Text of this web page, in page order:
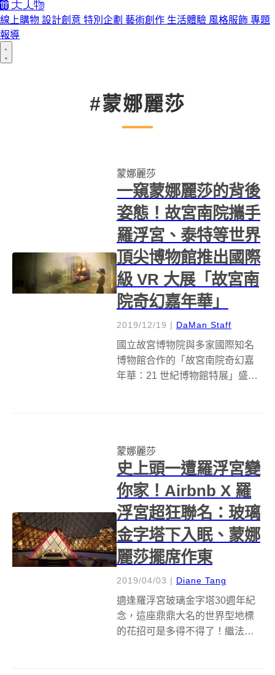
線上購物 設計創意 特別企劃 藝術創作 生活體驗 風格服飾 專題
報導
#蒙娜麗莎
蒙娜麗莎
一窺蒙娜麗莎的背後
姿態！故宮南院攜手
羅浮宮、泰特等世界
頂尖博物館推出國際
級 VR 大展「故宮南
院奇幻嘉年華」
2019/12/19 | DaMan Staff
國立故宮博物院與多家國際知名
博物館合作的「故宮南院奇幻嘉
年華：21 世紀博物館特展」盛大
VIVE ART，打造國內首創的重量
級 ...
蒙娜麗莎
史上頭一遭羅浮宮變
你家！Airbnb X 羅
浮宮超狂聯名：玻璃
金字塔下入眠、蒙娜
麗莎擺席作東
2019/04/03 | Diane Tang
適逢羅浮宮玻璃金字塔30週年紀
念，這座鼎鼎大名的世界型地標
的花招可是多得不得了！繼法國